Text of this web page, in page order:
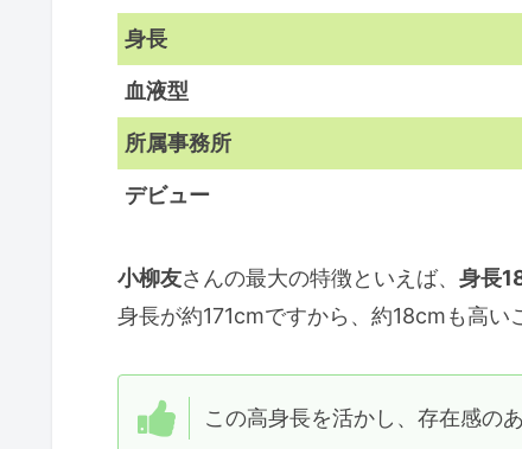
身長
血液型
所属事務所
デビュー
小柳友さんの最大の特徴といえば、 身長
身長が約171cmですから、約18cmも高い
この高身長を活かし、存在感の